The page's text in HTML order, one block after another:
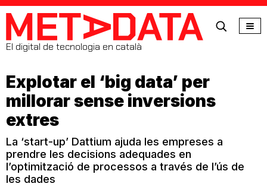
MetaData
El digital de tecnologia en català
Explotar el ‘big data’ per
millorar sense inversions
extres
La ‘start-up’ Dattium ajuda les empreses a
prendre les decisions adequades en
l’optimització de processos a través de l’ús de
les dades